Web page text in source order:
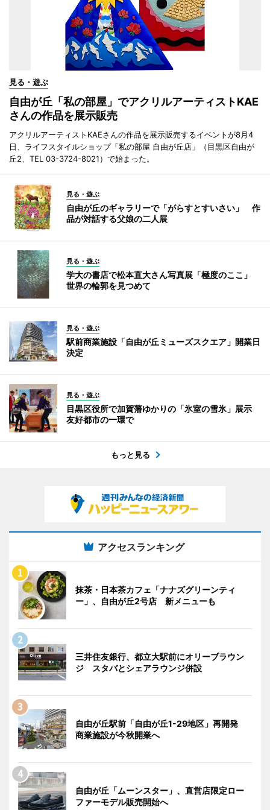
見る・遊ぶ
自由が丘「私の部屋」でアクリルアーティストKAE
さんの作品を展示販売
アクリルアーティストKAEさんの作品を展示販売するイベントが8月4
日、ライフスタイルショップ「私の部屋 自由が丘店」（目黒区自由が
丘2、TEL 03-3724-8021）で始まった。
見る・遊ぶ
自由が丘のギャラリーで「がらすとすいさい」 作
品が対話する父娘の二人展
見る・遊ぶ
学大の書店で松本直大さん写真展「極度のここ」
世界の輪郭を見つめて
見る・遊ぶ
駅前商業施設「自由が丘ミューズスクエア」開業日
決定
見る・遊ぶ
目黒区役所で加賀藩ゆかりの「氷室の雪氷」展示
友好都市の一環で
もっと見る
アクセスランキング
抹茶・日本茶カフェ「ナナズグリーンティ
ー」、自由が丘2号店 新メニューも
三井住友銀行、都立大駅前にオリーブラウン
ジ スタバとシェアラウンジ併設
自由が丘駅前「自由が丘1-29地区」再開発
商業施設が今秋開業へ
自由が丘「ムーンスター」、直営店限定ロー
ファーモデル販売開始へ